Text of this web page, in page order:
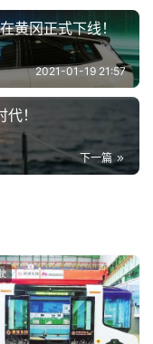
黄冈正式下线！
2021-01-19 21:57
！
下一篇